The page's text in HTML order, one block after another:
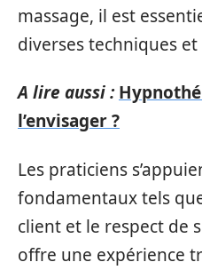
massage, il est
diverses techniques
A lire aussi :
l’envisager ?
Les praticiens
fondamentaux tels
client et le respect de
offre une expérience